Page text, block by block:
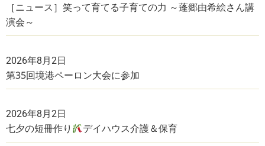
［ニュース］笑って育てる子育ての力 ～蓬郷由希絵さん講
演会～
2026年8月2日
第35回境港ペーロン大会に参加
2026年8月2日
七夕の短冊作り デイハウス介護＆保育